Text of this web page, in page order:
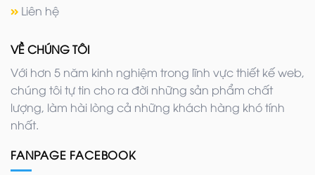
Liên hệ
VỀ CHÚNG TÔI
Với hơn 5 năm kinh nghiệm trong lĩnh vực thiết kế web,
chúng tôi tự tin cho ra đời những sản phẩm chất
lượng, làm hài lòng cả những khách hàng khó tính
nhất.
FANPAGE FACEBOOK